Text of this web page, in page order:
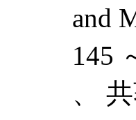
and
145
、